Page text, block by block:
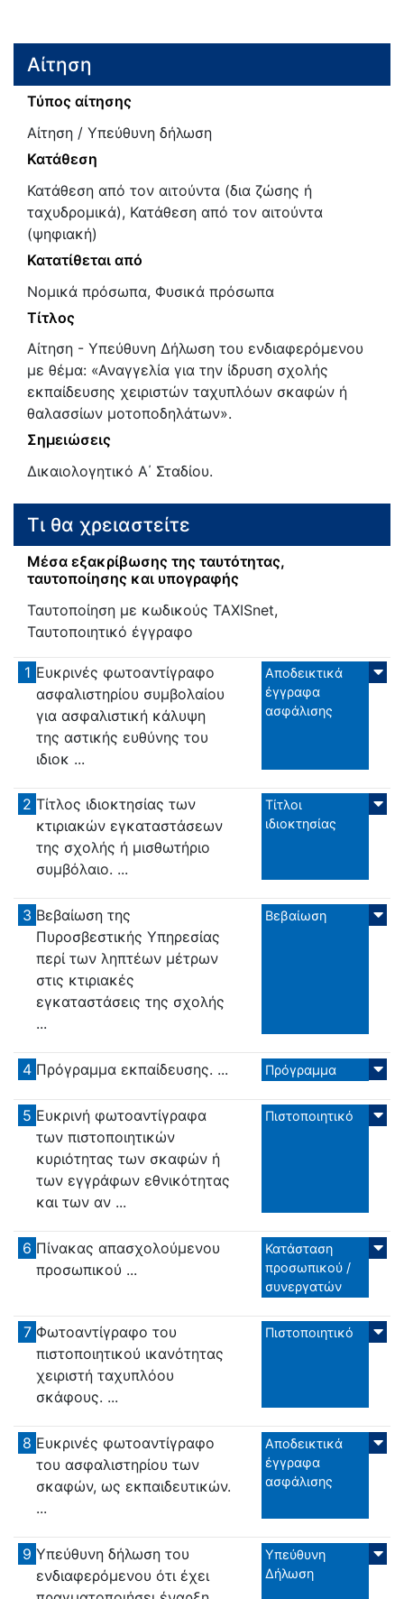
Αίτηση
Τύπος αίτησης
Αίτηση / Υπεύθυνη δήλωση
Κατάθεση
Κατάθεση από τον αιτούντα (δια ζώσης ή
ταχυδρομικά), Κατάθεση από τον αιτούντα
(ψηφιακή)
Κατατίθεται από
Νομικά πρόσωπα, Φυσικά πρόσωπα
Τίτλος
Αίτηση - Υπεύθυνη Δήλωση του ενδιαφερόμενου
με θέμα: «Αναγγελία για την ίδρυση σχολής
εκπαίδευσης χειριστών ταχυπλόων σκαφών ή
θαλασσίων μοτοποδηλάτων».
Σημειώσεις
Δικαιολογητικό Α΄ Σταδίου.
Τι θα χρειαστείτε
Μέσα εξακρίβωσης της ταυτότητας,
ταυτοποίησης και υπογραφής
Ταυτοποίηση με κωδικούς TAXISnet,
Ταυτοποιητικό έγγραφο
1 Ευκρινές φωτοαντίγραφο
ασφαλιστηρίου συμβολαίου
για ασφαλιστική κάλυψη
της αστικής ευθύνης του
ιδιοκ ...
Αποδεικτικά
έγγραφα
ασφάλισης
2 Τίτλος ιδιοκτησίας των
κτιριακών εγκαταστάσεων
της σχολής ή μισθωτήριο
συμβόλαιο. ...
Τίτλοι
ιδιοκτησίας
3 Βεβαίωση της
Πυροσβεστικής Υπηρεσίας
περί των ληπτέων μέτρων
στις κτιριακές
εγκαταστάσεις της σχολής
...
Βεβαίωση
4 Πρόγραμμα εκπαίδευσης. ... Πρόγραμμα
5 Ευκρινή φωτοαντίγραφα
των πιστοποιητικών
κυριότητας των σκαφών ή
των εγγράφων εθνικότητας
και των αν ...
Πιστοποιητικό
6 Πίνακας απασχολούμενου
προσωπικού ...
Κατάσταση
προσωπικού /
συνεργατών
7 Φωτοαντίγραφο του
πιστοποιητικού ικανότητας
χειριστή ταχυπλόου
σκάφους. ...
Πιστοποιητικό
8 Ευκρινές φωτοαντίγραφο
του ασφαλιστηρίου των
σκαφών, ως εκπαιδευτικών.
...
Αποδεικτικά
έγγραφα
ασφάλισης
9 Υπεύθυνη δήλωση του
ενδιαφερόμενου ότι έχει
Υπεύθυνη
Δήλωση